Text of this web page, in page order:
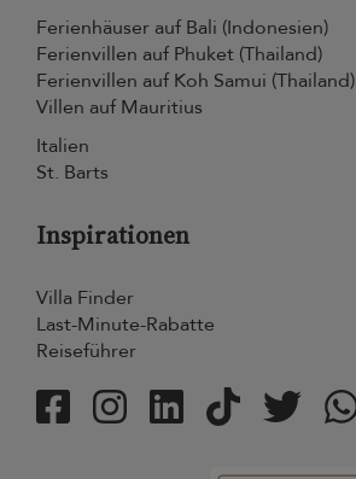
Ferienhäuser auf Bali (Indonesien)
Ferienvillen auf Phuket (Thailand)
Ferienvillen auf Koh Samui (Thailand)
Villen auf Mauritius
Italien
St. Barts
Inspirationen
Villa Finder
Last-Minute-Rabatte
Reiseführer